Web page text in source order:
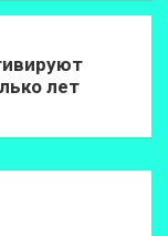
лет